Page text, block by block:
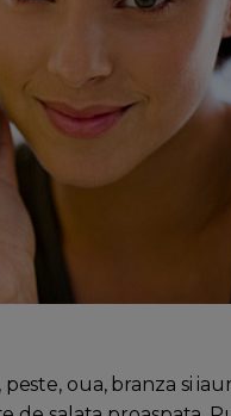
oua, branza si